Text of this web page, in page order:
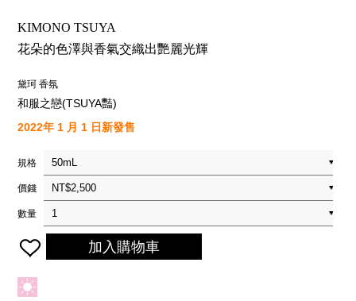
KIMONO TSUYA
花朵的色澤與香氣交織出艷麗光輝
黛珂 香氛
和服之戀(TSUYA豔)
2022年 1 月 1 日新發售
規格
價錢
數量
加入購物車